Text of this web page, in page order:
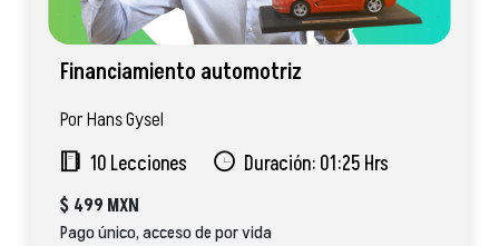
Financiamiento automotriz
Por Hans Gysel
10 Lecciones
Duración: 01:25 Hrs
$ 499 MXN
Pago único, acceso de por vida